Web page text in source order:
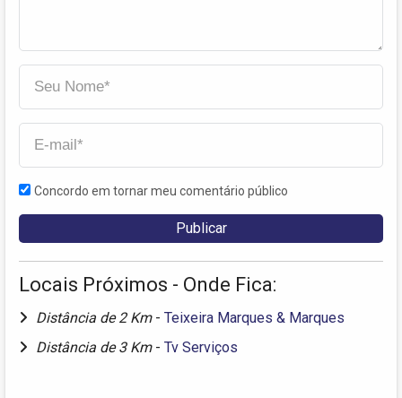
Concordo em tornar meu comentário público
Locais Próximos - Onde Fica:
Distância de 2 Km - Teixeira Marques & Marques
Distância de 3 Km - Tv Serviços